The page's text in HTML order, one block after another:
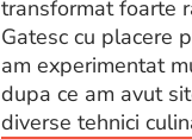
transformat foarte
Gatesc cu placere
am experimentat
dupa ce am avut
diverse tehnici